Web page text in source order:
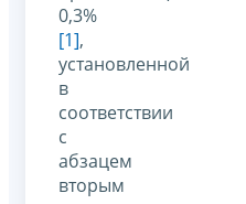
0,3%
[1],
установленной
в
соответствии
с
абзацем
вторым